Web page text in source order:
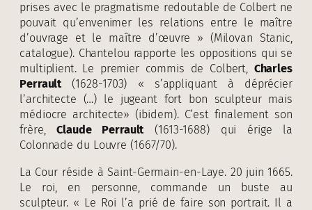
prises avec le pragmatisme redoutable de Colbert ne
pouvait qu’envenimer les relations entre le maître
d’ouvrage et le maître d’œuvre » (Milovan Stanic,
catalogue). Chantelou rapporte les oppositions qui se
multiplient. Le premier commis de Colbert, Charles
Perrault(1628-1703) « s’appliquant à déprécier
l’architecte (…) le jugeant fort bon sculpteur mais
médiocre architecte» (ibidem). C’est finalement son
frère,Claude Perrault(1613-1688) qui érige la
Colonnade du Louvre (1667/70).
La Cour réside à Saint-Germain-en-Laye. 20 juin 1665.
Le roi, en personne, commande un buste au
sculpteur. « Le Roi l’a prié de faire son portrait. Il a